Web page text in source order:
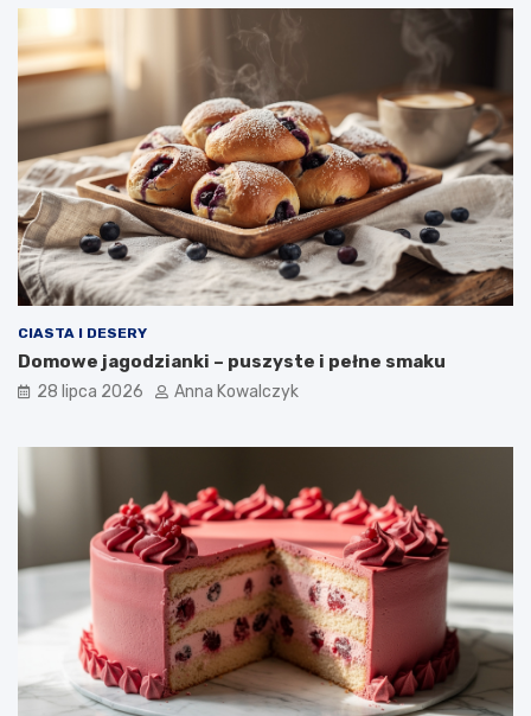
CIASTA I DESERY
Domowe jagodzianki – puszyste i pełne smaku
28 lipca 2026 Anna Kowalczyk